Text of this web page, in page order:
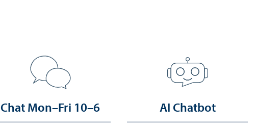
Chat Mon–Fri 10–6 AI Chatbot